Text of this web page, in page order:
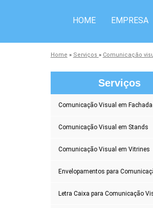
HOME EMPRESA
Home » Serviços » Comunicação
Serviços
Comunicação Visual em Fachada
Comunicação Visual em Stands
Comunicação Visual em Vitrines
Envelopamentos para
Letra Caixa para Comunicação